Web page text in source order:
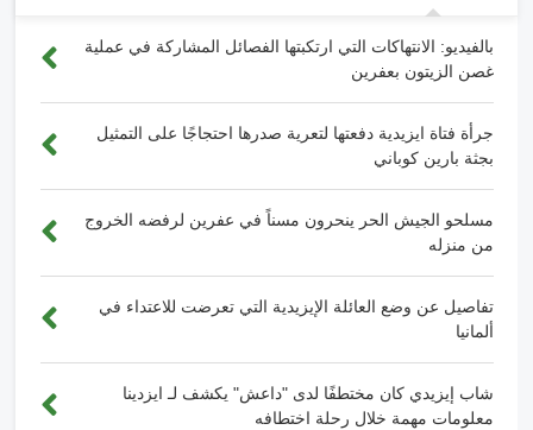
بالفيديو: الانتهاكات التي ارتكبتها الفصائل المشاركة في عملية
غصن الزيتون بعفرين
جرأة فتاة ايزيدية دفعتها لتعرية صدرها احتجاجًا على التمثيل
بجثة بارين كوباني
مسلحو الجيش الحر ينحرون مسناً في عفرين لرفضه الخروج
من منزله
تفاصيل عن وضع العائلة الإيزيدية التي تعرضت للاعتداء في
ألمانيا
شاب إيزيدي كان مختطفًا لدى "داعش" يكشف لـ ايزدينا
معلومات مهمة خلال رحلة اختطافه